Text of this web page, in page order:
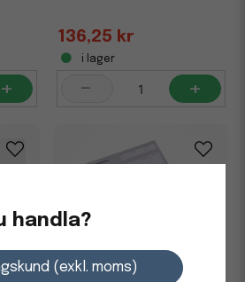
+
136,25 kr
i lager
- +
handla?
(exkl. moms)